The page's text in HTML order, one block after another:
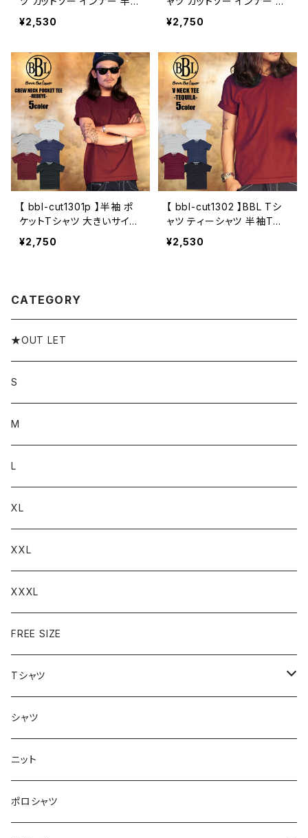
無地 無地Tシャツ 綿100 メ
ンズ 白 ホワイト 黒 青 ネイ
¥2,530
袖 無地 無地Tシャツ 綿10
0 メンズ 白 ホワイト 黒 青
¥2,750
【 bbl-cut1301p 】半袖 ポ
ケットTシャツ 大きいサイズ
メンズ Tシャツ 半袖Tシャ
ツ カットソー インナー 無地
¥2,750
【 bbl-cut1302 】BBL Tシ
ャツ ティーシャツ 半袖Tシ
ャツ カットソー インナー 半
袖 無地 無地Tシャツ 綿10
¥2,530
CATEGORY
★OUT LET
S
M
L
XL
XXL
XXXL
FREE SIZE
Tシャツ
半袖
ロングTシャツ
タンクトップ
シャツ
ニット
ポロシャツ